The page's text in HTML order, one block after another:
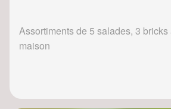
Assortiments de 5 salades, 3
maison